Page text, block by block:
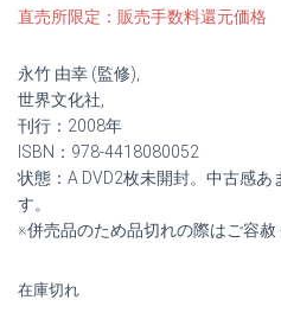
の
価
は
¥1,800
で
在
格
は
¥1,600
直売所限定：販売手数料還元価格
永竹 由幸 (監修),
世界文化社,
刊行：2008年
ISBN：978-4418080052
状態：A DVD2枚未開封。中古感
す。
※併売品のため品切れの際はご容赦
在庫切れ